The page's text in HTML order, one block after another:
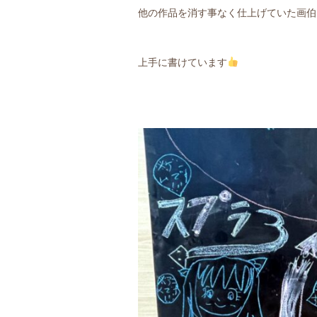
他の作品を消す事なく仕上げていた画
上手に書けています